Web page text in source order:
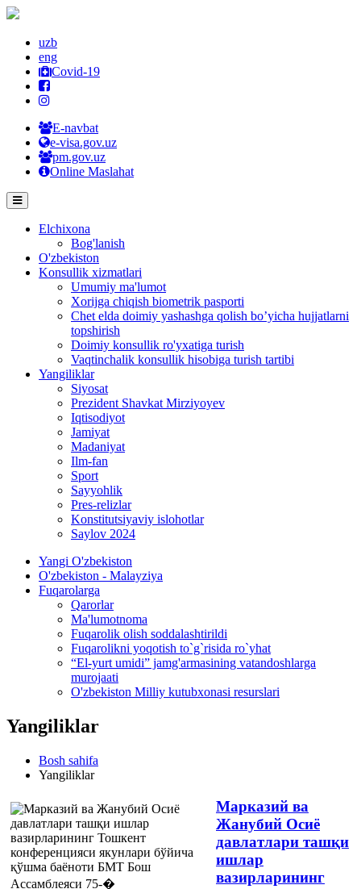
uzb
eng
Covid-19
E-navbat
e-visa.gov.uz
pm.gov.uz
Online Maslahat
Elchixona
Bog'lanish
O'zbekiston
Konsullik xizmatlari
Umumiy ma'lumot
Xorijga chiqish biometrik pasporti
Chet elda doimiy yashashga qolish bo’yicha hujjatlarni
topshirish
Doimiy konsullik ro'yxatiga turish
Vaqtinchalik konsullik hisobiga turish tartibi
Yangiliklar
Siyosat
Prezident Shavkat Mirziyoyev
Iqtisodiyot
Jamiyat
Madaniyat
Ilm-fan
Sport
Sayyohlik
Pres-relizlar
Konstitutsiyaviy islohotlar
Saylov 2024
Yangi O'zbekiston
O'zbekiston - Malayziya
Fuqarolarga
Qarorlar
Ma'lumotnoma
Fuqarolik olish soddalashtirildi
Fuqarolikni yoqotish to`g`risida ro`yhat
“El-yurt umidi” jamg'armasining vatandoshlarga
murojaati
O'zbekiston Milliy kutubxonasi resurslari
Yangiliklar
Bosh sahifa
Yangiliklar
Марказий ва
Жанубий Осиё
давлатлари ташқи
ишлар
вазирларининг